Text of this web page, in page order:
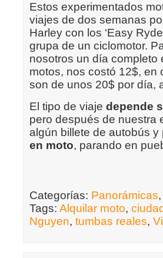
Estos experimentados
viajes de dos semanas
Harley con los ‘Easy
grupa de un ciclomotor.
nosotros un día
motos, nos costó 12$, en
son de unos 20$ por día,
El tipo de viaje depende
pero después de nuestra
algún billete de autobús y
en moto, parando en
Categorías: Panorámicas,
Tags: Alquilar moto,
Nguyen, tumbas reales,